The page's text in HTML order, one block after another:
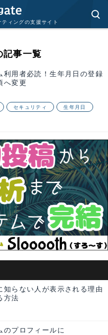
ィングの支援サイト
記事一覧
利用者必読！生年月日の登録
へ変更
セキュリティ 生年月日
知らない人が表示される理由
方法
のプロフィールに